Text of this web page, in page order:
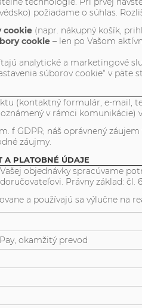
požiadame o súhlas.
cookie (napr. nákupný košík,
cookie – len po Vašom
analytické a marketingové
súborov cookie“ v päte
(kontaktný formulár, e-mail,
v rámci komunikácie)
f GDPR; náš oprávnený
záujmy.
A PLATOBNÉ ÚDAJE
objednávky spracúvame
Právny základ: čl.
a používajú sa výlučne na
okamžitý prevod